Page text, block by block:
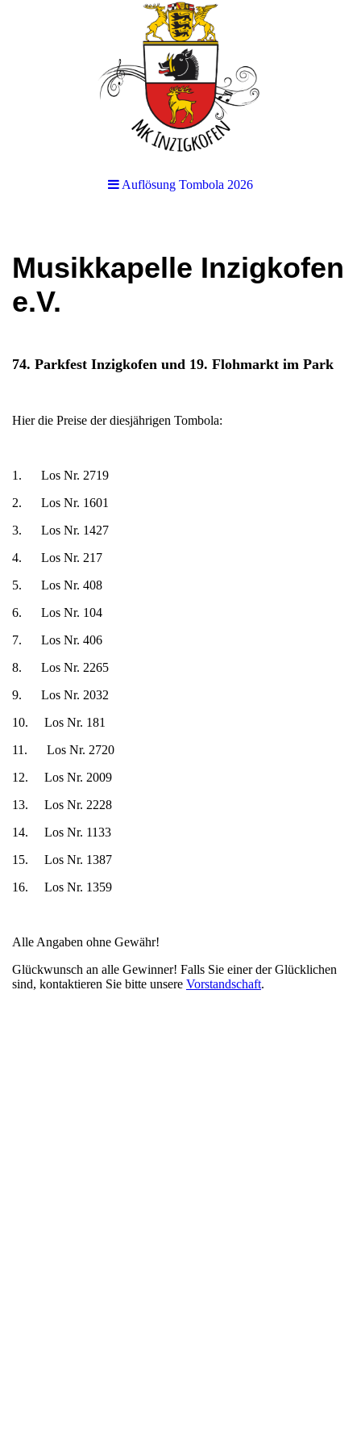
Auflösung Tombola 2026
Musikkapelle Inzigkofen
e.V.
74. Parkfest Inzigkofen und 19. Flohmarkt im Park
Hier die Preise der diesjährigen Tombola:
1. Los Nr. 2719
2. Los Nr. 1601
3. Los Nr. 1427
4. Los Nr. 217
5. Los Nr. 408
6. Los Nr. 104
7. Los Nr. 406
8. Los Nr. 2265
9. Los Nr. 2032
10. Los Nr. 181
11. Los Nr. 2720
12. Los Nr. 2009
13. Los Nr. 2228
14. Los Nr. 1133
15. Los Nr. 1387
16. Los Nr. 1359
Alle Angaben ohne Gewähr!
Glückwunsch an alle Gewinner! Falls Sie einer der Glücklichen
sind, kontaktieren Sie bitte unsere Vorstandschaft.